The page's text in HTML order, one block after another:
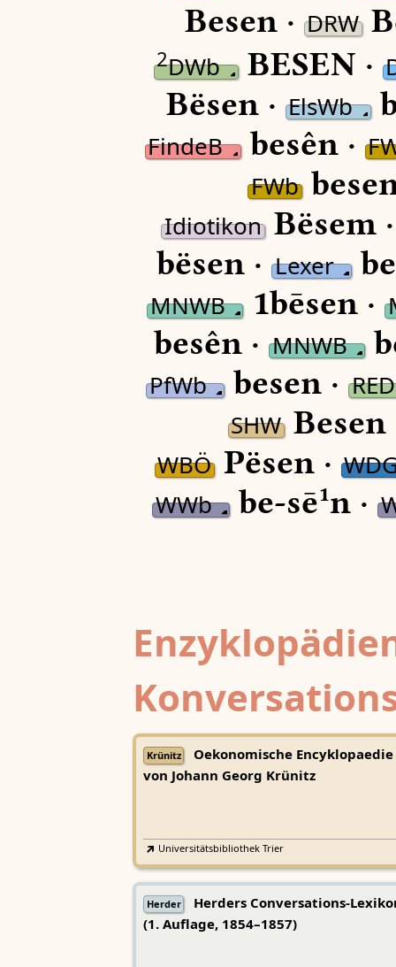
Besen · DRW
2DWb BESEN ·
Bësen · ElsWb
FindeB besên ·
FWb
IdiotikonBësem
bësen ·Lexer
MNWB 1bēsen ·
besên ·MNWB
PfWb besen ·
SHWBesen
WBÖPësen ·
WWb be-sē¹n ·
Krünitz
Oekonomische Encyklopaedie
von Johann Georg Krünitz
Universitätsbibliothek Trier
Herder
Herders Conversations-
(1. Auflage, 1854–1857)